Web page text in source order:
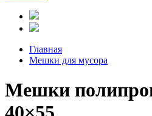
Главная
Мешки для мусора
Мешки